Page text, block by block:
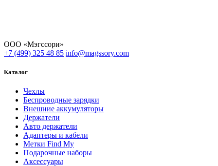
ООО «Мэгссори»
+7 (499) 325 48 85 info@magssory.com
Каталог
Чехлы
Беспроводные зарядки
Внешние аккумуляторы
Держатели
Авто держатели
Адаптеры и кабели
Метки Find My
Подарочные наборы
Аксессуары